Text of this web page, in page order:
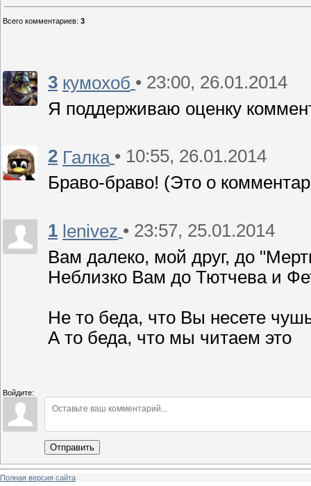
Всего комментариев: 3
3 кумохоб • 23:00, 26.01.2014
Я поддерживаю оценку
2 Галка • 10:55, 26.01.2014
Браво-браво! (Это о
1 lenivez • 23:57, 25.01.2014
Вам далеко, мой друг, до
Неблизко Вам до Тютчева и
Не то беда, что Вы несете
А то беда, что мы читаем это
Войдите:
Отправить
Полная версия сайта